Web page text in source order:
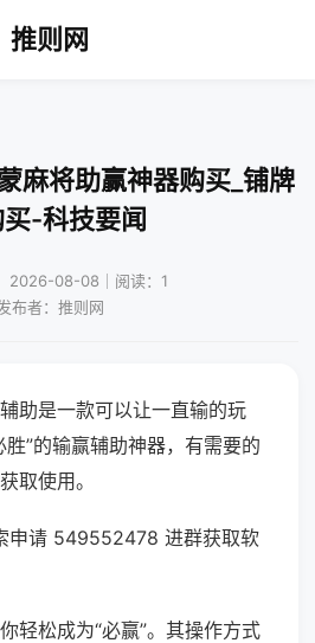
推则网
麻将助赢神器购买_铺牌
-科技要闻
2026-08-08｜阅读：1
布者：推则网
助是一款可以让一直输的玩
”的输赢辅助神器，有需要的
取使用。
申请 549552478 进群获取软
轻松成为“必赢”。其操作方式